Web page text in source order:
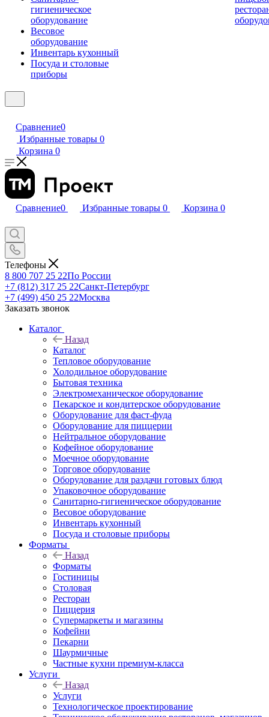
гигиеническое
оборудование
Весовое
оборудование
Инвентарь кухонный
Посуда и столовые
приборы
Сравнение0
Избранные товары 0
Корзина 0
Сравнение0 Избранные товары 0 Корзина 0
Телефоны
8 800 707 25 22По России
+7 (812) 317 25 22Санкт-Петербург
+7 (499) 450 25 22Москва
Заказать звонок
Каталог
Назад
Каталог
Тепловое оборудование
Холодильное оборудование
Бытовая техника
Электромеханическое оборудование
Пекарское и кондитерское оборудование
Оборудование для фаст-фуда
Оборудование для пиццерии
Нейтральное оборудование
Кофейное оборудование
Моечное оборудование
Торговое оборудование
Оборудование для раздачи готовых блюд
Упаковочное оборудование
Санитарно-гигиеническое оборудование
Весовое оборудование
Инвентарь кухонный
Посуда и столовые приборы
Форматы
Назад
Форматы
Гостиницы
Столовая
Ресторан
Пиццерия
Супермаркеты и магазины
Кофейни
Пекарни
Шаурмичные
Частные кухни премиум-класса
Услуги
Назад
Услуги
Технологическое проектирование